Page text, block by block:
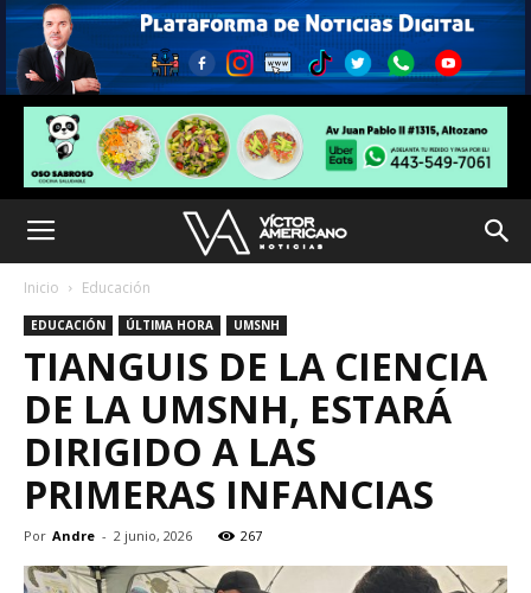
Inicio Educación
EDUCACIÓN ÚLTIMA HORA UMSNH
TIANGUIS DE LA CIENCIA
DE LA UMSNH, ESTARÁ
DIRIGIDO A LAS
PRIMERAS INFANCIAS
Por Andre - 2 junio, 2026 267